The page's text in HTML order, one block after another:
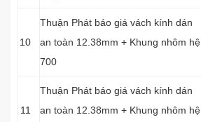
10
Thuận Phát báo giá vách kính dán
an toàn 12.38mm + Khung nhôm hệ
700
11
Thuận Phát báo giá vách kính dán
an toàn 12.38mm + Khung nhôm hệ